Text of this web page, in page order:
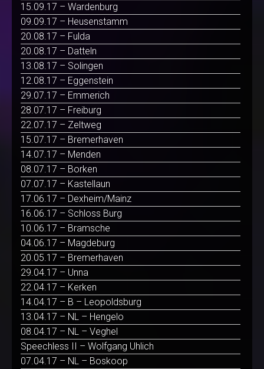
15.09.17 – Wardenburg
09.09.17 – Heusenstamm
20.08.17 – Fulda
20.08.17 – Datteln
13.08.17 – Solingen
12.08.17 – Eggenstein
29.07.17 – Emmerich
28.07.17 – Freiburg
22.07.17 – Zeltweg
15.07.17 – Bremerhaven
14.07.17 – Menden
08.07.17 – Borken
07.07.17 – Kastellaun
17.06.17 – Dexheim/Mainz
16.06.17 – Schloss Burg
10.06.17 – Bramsche
04.06.17 – Magdeburg
20.05.17 – Bremerhaven
29.04.17 – Unna
22.04.17 – Kerken
14.04.17 – B – Leopoldsburg
13.04.17 – NL – Hengelo
08.04.17 – NL – Veghel
Speechless II – Wolfgang Uhlich
07.04.17 – NL – Boskoop